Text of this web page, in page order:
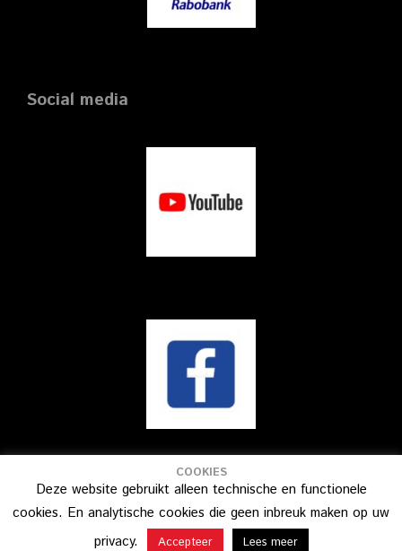
Social media
| Copyright © 2026 |
Fotografie: Klaus Tummers, Pascal Moors, Hendrik Haven, Robert
Notermans, E.a.
COOKIES
Deze website gebruikt alleen technische en functionele
cookies. En analytische cookies die geen inbreuk maken op uw
privacy.
Accepteer Lees meer